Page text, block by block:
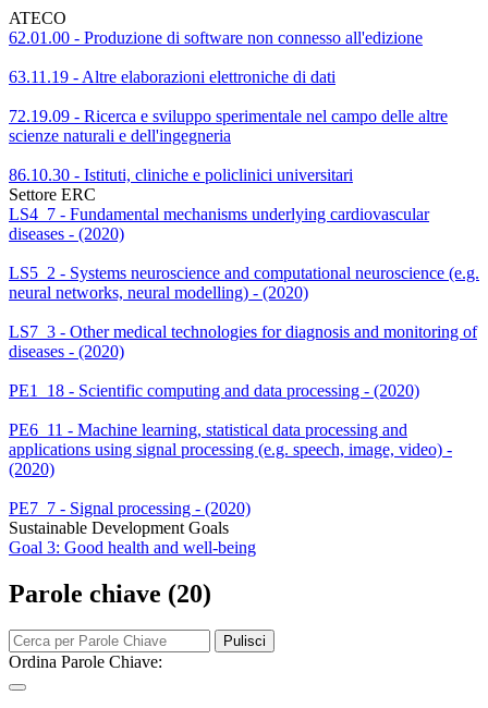
ATECO
62.01.00 - Produzione di software non connesso all'edizione
63.11.19 - Altre elaborazioni elettroniche di dati
72.19.09 - Ricerca e sviluppo sperimentale nel campo delle altre
scienze naturali e dell'ingegneria
86.10.30 - Istituti, cliniche e policlinici universitari
Settore ERC
LS4_7 - Fundamental mechanisms underlying cardiovascular
diseases - (2020)
LS5_2 - Systems neuroscience and computational neuroscience (e.g.
neural networks, neural modelling) - (2020)
LS7_3 - Other medical technologies for diagnosis and monitoring of
diseases - (2020)
PE1_18 - Scientific computing and data processing - (2020)
PE6_11 - Machine learning, statistical data processing and
applications using signal processing (e.g. speech, image, video) -
(2020)
PE7_7 - Signal processing - (2020)
Sustainable Development Goals
Goal 3: Good health and well-being
Parole chiave (20)
Pulisci
Ordina Parole Chiave: